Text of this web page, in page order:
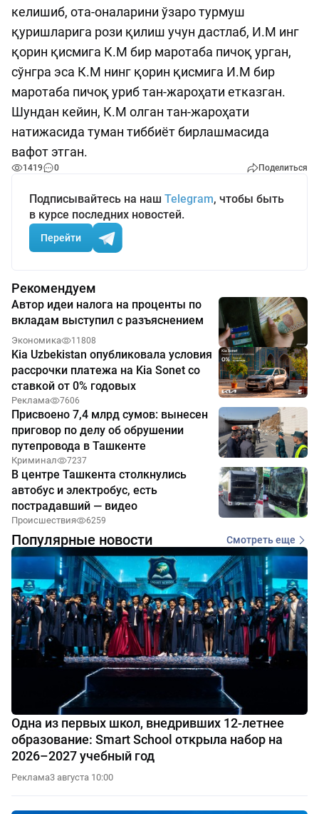
келишиб, ота-оналарини ўзаро турмуш
қуришларига рози қилиш учун дастлаб, И.М инг
қорин қисмига К.М бир маротаба пичоқ урган,
сўнгра эса К.М нинг қорин қисмига И.М бир
маротаба пичоқ уриб тан-жароҳати етказган.
Шундан кейин, К.М олган тан-жароҳати
натижасида туман тиббиёт бирлашмасида
вафот этган.
1419 0 Поделиться
Подписывайтесь на наш Telegram, чтобы быть
в курсе последних новостей.
Перейти
Рекомендуем
Автор идеи налога на проценты по
вкладам выступил с разъяснением
Экономика 11808
Kia Uzbekistan опубликовала условия
рассрочки платежа на Kia Sonet со
ставкой от 0% годовых
Реклама 7606
Присвоено 7,4 млрд сумов: вынесен
приговор по делу об обрушении
путепровода в Ташкенте
Криминал 7237
В центре Ташкента столкнулись
автобус и электробус, есть
пострадавший — видео
Происшествия 6259
Популярные новости Смотреть еще
Одна из первых школ, внедривших 12-летнее
образование: Smart School открыла набор на
2026–2027 учебный год
Реклама3 августа 10:00